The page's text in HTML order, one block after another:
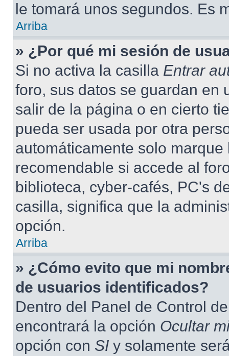
le tomará unos segundos. Es
Arriba
» ¿Por qué mi sesión de
Si no activa la casilla Entrar
foro, sus datos se guardan en
salir de la página o en cierto
pueda ser usada por otra
automáticamente solo
recomendable si accede al
biblioteca, cyber-cafés, PC's
casilla, significa que la
opción.
Arriba
» ¿Cómo evito que mi
de usuarios identificados?
Dentro del Panel de Control
encontrará la opción Ocultar
opción con SI y solamente